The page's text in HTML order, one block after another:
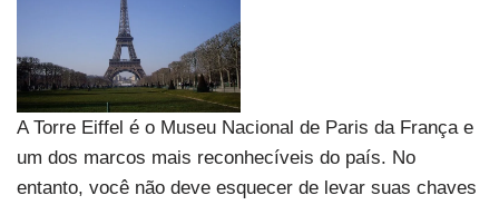
A Torre Eiffel é o Museu Nacional de Paris da França e
um dos marcos mais reconhecíveis do país. No
entanto, você não deve esquecer de levar suas chaves